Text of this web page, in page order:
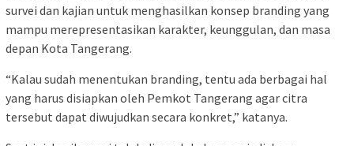
survei dan kajian untuk menghasilkan konsep branding yang
mampu merepresentasikan karakter, keunggulan, dan masa
depan Kota Tangerang.
“Kalau sudah menentukan branding, tentu ada berbagai hal
yang harus disiapkan oleh Pemkot Tangerang agar citra
tersebut dapat diwujudkan secara konkret,” katanya.